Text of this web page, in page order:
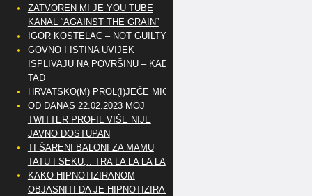
ZATVOREN MI JE YOU TUBE
KANAL “AGAINST THE GRAIN”
IGOR KOSTELAC – NOT GUILTY
GOVNO I ISTINA UVIJEK
ISPLIVAJU NA POVRŠINU – KAD
TAD
HRVATSKO(M) PROL(I)JEĆE MIG
OD DANAS 22.02.2023 MOJ
TWITTER PROFIL VIŠE NIJE
JAVNO DOSTUPAN
TI ŠARENI BALONI ZA MAMU
TATU I SEKU,.. TRA LA LA LA LA
KAKO HIPNOTIZIRANOM
OBJASNITI DA JE HIPNOTIZIRAN